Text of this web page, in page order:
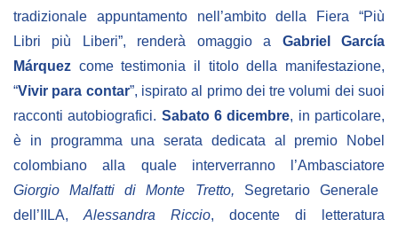
tradizionale appuntamento nell’ambito della Fiera “Più
Libri più Liberi”, renderà omaggio a Gabriel García
Márquez come testimonia il titolo della manifestazione,
“Vivir para contar”, ispirato al primo dei tre volumi dei suoi
racconti autobiografici. Sabato 6 dicembre, in particolare,
è in programma una serata dedicata al premio Nobel
colombiano alla quale interverranno l’Ambasciatore
Giorgio
Malfatti di Monte Tretto, Segretario Generale
dell’IILA, Alessandra Riccio, docente di letteratura